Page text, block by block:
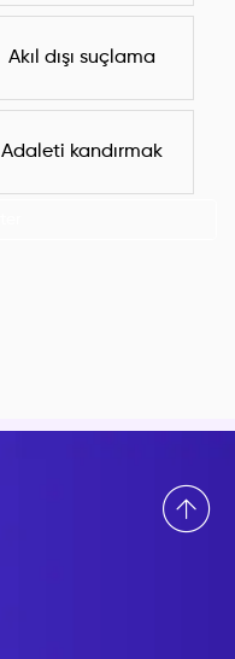
Akıl dışı suçlama
Adaleti kandırmak